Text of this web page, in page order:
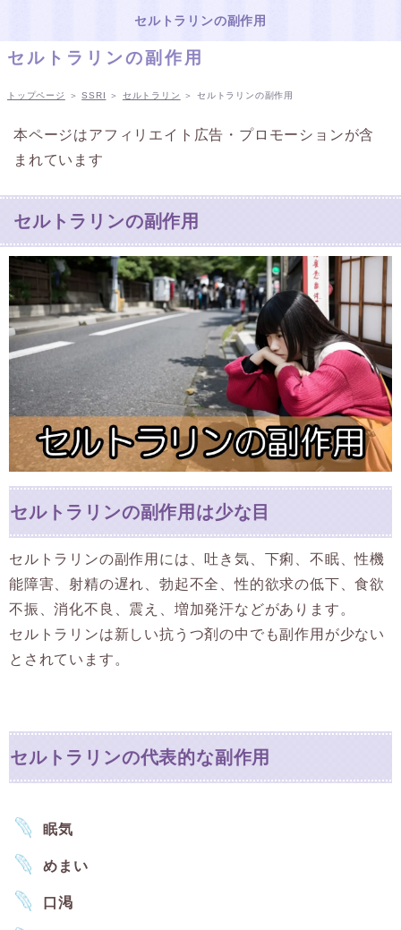
セルトラリンの副作用
セルトラリンの副作用
トップページ ＞SSRI ＞ セルトラリン ＞セルトラリンの副作用
本ページはアフィリエイト広告・プロモーションが含
まれています
セルトラリンの副作用
セルトラリンの副作用は少な目
セルトラリンの副作用には、吐き気、下痢、不眠、性機
能障害、射精の遅れ、勃起不全、性的欲求の低下、食欲
不振、消化不良、震え、増加発汗などがあります。
セルトラリンは新しい抗うつ剤の中でも副作用が少ない
とされています。
セルトラリンの代表的な副作用
眠気
めまい
口渇